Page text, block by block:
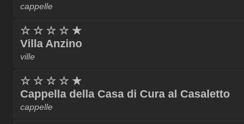
cappelle
☆ ☆ ☆ ☆ ★
Villa Anzino
ville
☆ ☆ ☆ ☆ ★
Cappella della Casa di Cura al Casaletto
cappelle